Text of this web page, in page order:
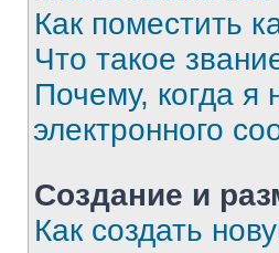
Как поместить
Что такое
Почему, когда я
электронного
Создание и
Как создать